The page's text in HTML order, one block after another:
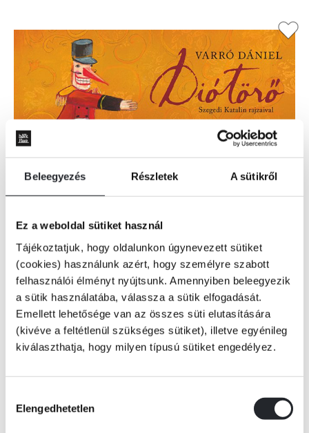
Beleegyezés Részletek A sütikről
Ez a weboldal sütiket használ
Tájékoztatjuk, hogy oldalunkon úgynevezett sütiket
(cookies) használunk azért, hogy személyre szabott
felhasználói élményt nyújtsunk. Amennyiben beleegyezik
a sütik használatába, válassza a sütik elfogadását.
Emellett lehetősége van az összes süti elutasítására
(kivéve a feltétlenül szükséges sütiket), illetve egyénileg
kiválaszthatja, hogy milyen típusú sütiket engedélyez.
kiválasztása
Elengedhetetlen